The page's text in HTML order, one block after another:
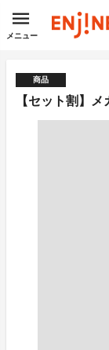
メニュー
商品
【セット割】